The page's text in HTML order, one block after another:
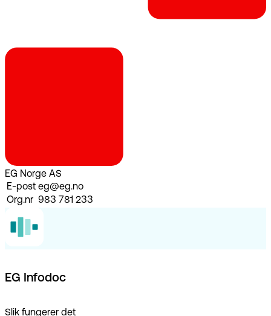
EG Norge AS
E-post eg@eg.no
Org.nr 983 781 233
EG Infodoc
Slik fungerer det